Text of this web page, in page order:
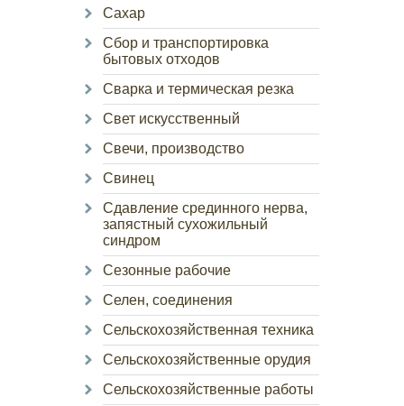
Сахар
Сбор и транспортировка
бытовых отходов
Сварка и термическая резка
Свет искусственный
Свечи, производство
Свинец
Сдавление срединного нерва,
запястный сухожильный
синдром
Сезонные рабочие
Селен, соединения
Сельскохозяйственная техника
Сельскохозяйственные орудия
Сельскохозяйственные работы